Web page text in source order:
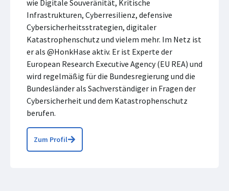
wie Digitale Souveränität, Kritische
Infrastrukturen, Cyberresilienz, defensive
Cybersicherheitsstrategien, digitaler
Katastrophenschutz und vielem mehr. Im Netz ist
er als @HonkHase aktiv. Er ist Experte der
European Research Executive Agency (EU REA) und
wird regelmäßig für die Bundesregierung und die
Bundesländer als Sachverständiger in Fragen der
Cybersicherheit und dem Katastrophenschutz
berufen.
Zum Profil